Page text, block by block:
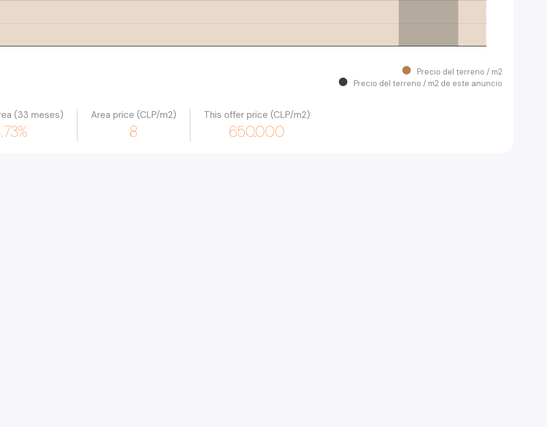
Precio del terreno / m2
Precio del terreno / m2 de este anuncio
(33 meses) Area price (CLP/m2)
8
This offer price (CLP/m2)
650.000